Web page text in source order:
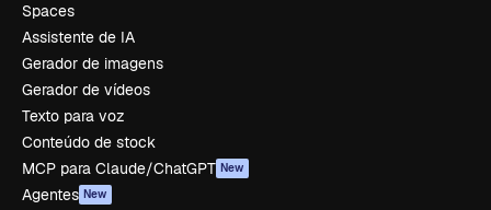
Spaces
Assistente de IA
Gerador de imagens
Gerador de vídeos
Texto para voz
Conteúdo de stock
MCP para Claude/ChatGPT New
Agentes New